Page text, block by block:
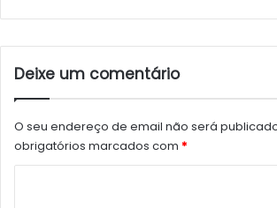
Deixe um comentário
O seu endereço de email não será
obrigatórios marcados com *